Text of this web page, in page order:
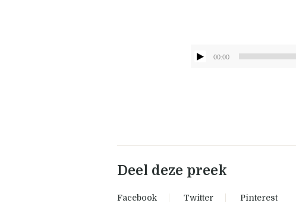
00:00
Deel deze preek
Facebook Twitter Pinterest